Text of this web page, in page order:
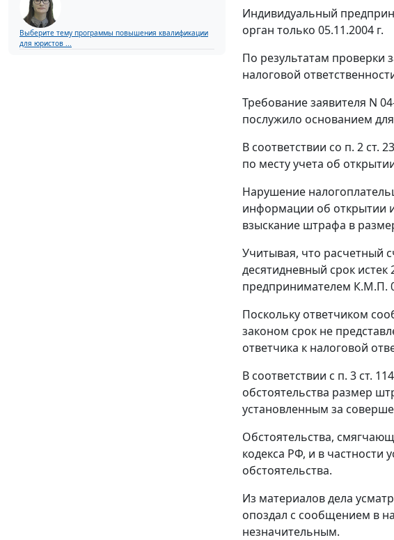
Выберите тему программы повышения квалификации
для юристов ...
Индивидуальный
орган только 05.11.2004 г.
По результатам проверки
налоговой
Требование заявителя N
послужило основанием
В соответствии со п. 2 ст. 23
по месту учета об
Нарушение
информации об открытии
взыскание штрафа в
Учитывая, что расчетный
десятидневный срок
предпринимателем К.М.П.
Поскольку ответчиком
законом срок не
ответчика к налоговой
В соответствии с п. 3 ст. 114
обстоятельства размер
установленным за
Обстоятельства,
кодекса РФ, и в
обстоятельства.
Из материалов дела
опоздал с сообщением в
незначительным.